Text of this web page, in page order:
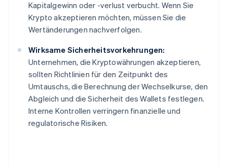
Kapitalgewinn oder -verlust verbucht. Wenn Sie
Krypto akzeptieren möchten, müssen Sie die
Wertänderungen nachverfolgen.
Wirksame Sicherheitsvorkehrungen:
Unternehmen, die Kryptowährungen akzeptieren,
sollten Richtlinien für den Zeitpunkt des
Umtauschs, die Berechnung der Wechselkurse, den
Abgleich und die Sicherheit des Wallets festlegen.
Interne Kontrollen verringern finanzielle und
regulatorische Risiken.